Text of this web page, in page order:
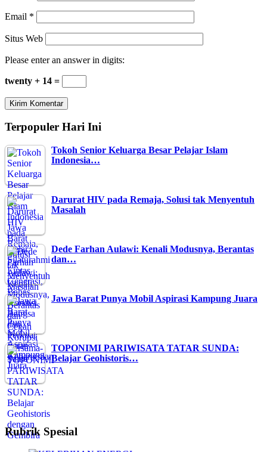
Email *
Situs Web
Please enter an answer in digits:
twenty + 14 =
Terpopuler Hari Ini
Tokoh Senior Keluarga Besar Pelajar Islam
Indonesia…
Darurat HIV pada Remaja, Solusi tak Menyentuh
Masalah
Dede Farhan Aulawi: Kenali Modusnya, Berantas
dan…
Jawa Barat Punya Mobil Aspirasi Kampung Juara
TOPONIMI PARIWISATA TATAR SUNDA:
Belajar Geohistoris…
Rubrik Spesial